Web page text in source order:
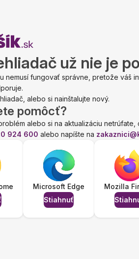
už nie je
nemusí fungovať správne, pretože váš
alebo si nainštalujte nový.
pomôcť?
alebo si na aktualizáciu netrúfate,
924 600 alebo napíšte na
Microsoft Edge
Stiahnuť
Mozilla